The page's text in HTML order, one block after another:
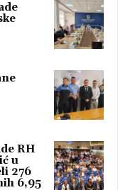
RH
u
276
6,95